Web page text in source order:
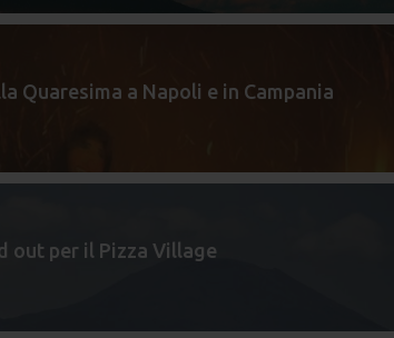
Quaresima a Napoli e in Campania
out per il Pizza Village